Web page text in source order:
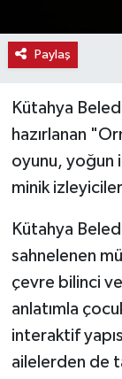
Paylaş
Kütahya
hazırlanan
oyunu, yoğun
minik
Kütahya
sahnelenen
çevre bilinci
anlatımla
interaktif
ailelerden de
Resmi
Sağlık
Seri İlan
Siyaset
Spor
Teknoloji
Vefat